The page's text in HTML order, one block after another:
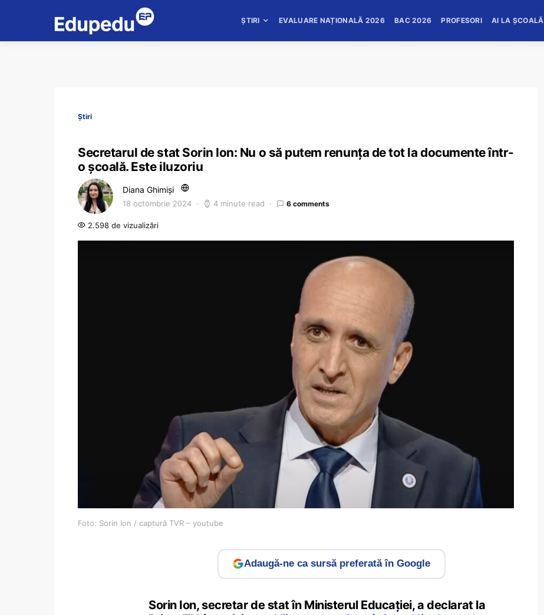
ȘTIRI EVALUARE NAȚIONALĂ 2026 BAC 2026 PROFESORI AI LA ȘCOALĂ
Știri
Secretarul de stat Sorin Ion: Nu o să putem renunța de tot la documente într-
o școală. Este iluzoriu
Diana Ghimiși
18 octombrie 2024 4 minute read 6 comments
2.598 de vizualizări
Foto: Sorin Ion / captură TVR – youtube
Adaugă-ne ca sursă preferată în Google
Sorin Ion, secretar de stat în Ministerul Educației, a declarat la